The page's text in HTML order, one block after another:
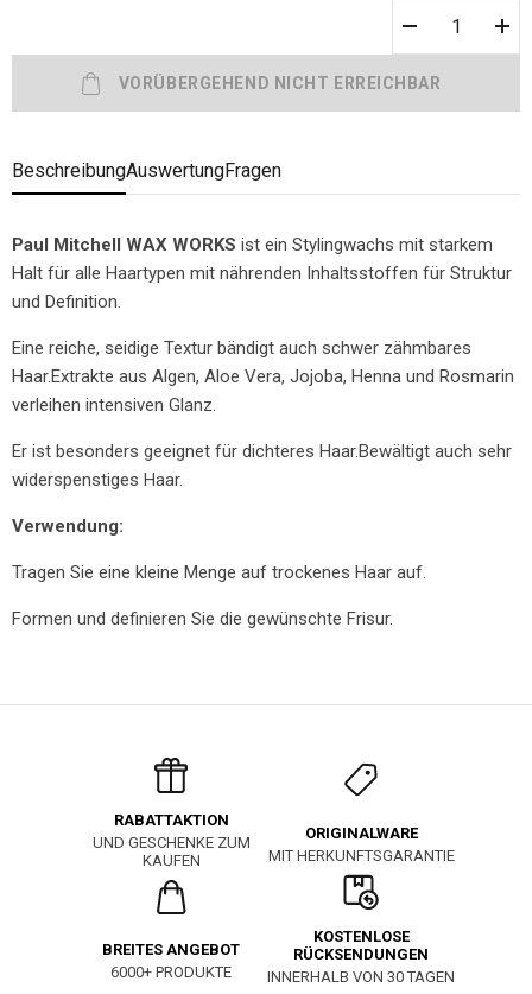
BeschreibungAuswertungFragen
Paul Mitchell WAX WORKS ist ein Stylingwachs mit starkem
Halt für alle Haartypen mit nährenden Inhaltsstoffen für Struktur
und Definition.
Eine reiche, seidige Textur bändigt auch schwer zähmbares
Haar.Extrakte aus Algen, Aloe Vera, Jojoba, Henna und Rosmarin
verleihen intensiven Glanz.
Er ist besonders geeignet für dichteres Haar.Bewältigt auch sehr
widerspenstiges Haar.
Verwendung:
Tragen Sie eine kleine Menge auf trockenes Haar auf.
Formen und definieren Sie die gewünschte Frisur.
RABATTAKTION
UND GESCHENKE ZUM
KAUFEN
ORIGINALWARE
MIT HERKUNFTSGARANTIE
BREITES ANGEBOT
6000+ PRODUKTE
KOSTENLOSE
RÜCKSENDUNGEN
INNERHALB VON 30 TAGEN